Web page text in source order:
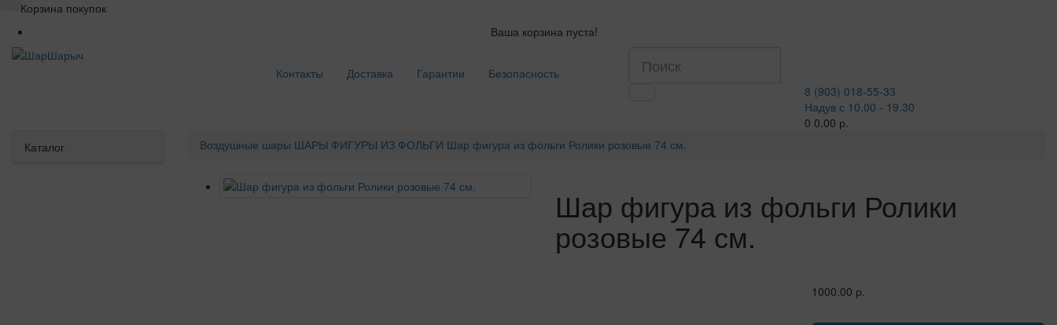
Корзина покупок
Ваша корзина пуста!
Контакты Доставка Гарантии
Безопасность
8 (903) 018-55-33
Надув с 10.00 - 19.30
0 0.00 р.
Каталог
Воздушные шары ШАРЫ ФИГУРЫ ИЗ ФОЛЬГИ Шар фигура из фольги Ролики розовые 74 см.
Шар фигура из фольги Ролики
розовые 74 см.
1000.00 р.